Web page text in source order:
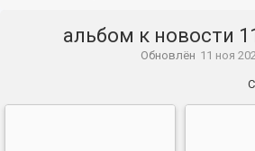
альбом к новости
Обновлён 11 ноя